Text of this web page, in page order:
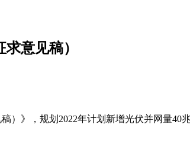
意见稿）
》，规划2022年计划新增光伏并网量40